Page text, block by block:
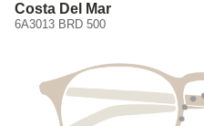
Costa Del Mar
6A3013 BRD 500